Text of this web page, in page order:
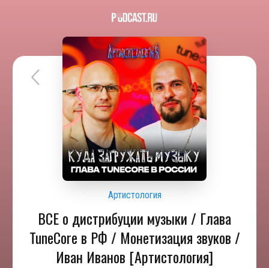
Артистология
ВСЕ о дистрибуции музыки / Глава
TuneCore в РФ / Монетизация звуков /
Иван Иванов [Артистология]